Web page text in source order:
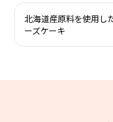
北海道産原料を使用し
ーズケーキ